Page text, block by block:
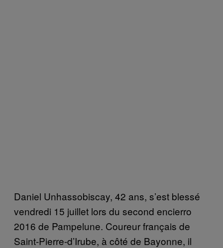
Daniel Unhassobiscay, 42 ans, s’est blessé
vendredi 15 juillet lors du second encierro
2016 de Pampelune. Coureur français de
Saint-Pierre-d’Irube, à côté de Bayonne, il